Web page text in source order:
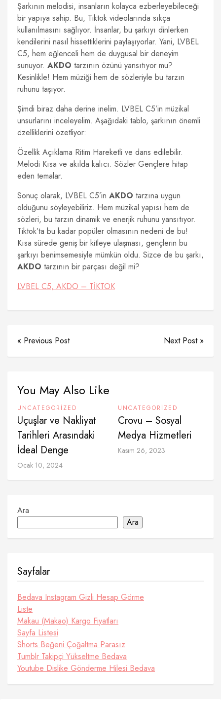
Şarkının melodisi, insanların kolayca ezberleyebileceği
bir yapıya sahip. Bu, Tiktok videolarında sıkça
kullanılmasını sağlıyor. İnsanlar, bu şarkıyı dinlerken
kendilerini nasıl hissettiklerini paylaşıyorlar. Yani, LVBEL
C5, hem eğlenceli hem de duygusal bir deneyim
sunuyor. AKDO tarzının özünü yansıtıyor mu?
Kesinlikle! Hem müziği hem de sözleriyle bu tarzın
ruhunu taşıyor.
Şimdi biraz daha derine inelim. LVBEL C5’in müzikal
unsurlarını inceleyelim. Aşağıdaki tablo, şarkının önemli
özelliklerini özetliyor:
Özellik Açıklama Ritim Hareketli ve dans edilebilir.
Melodi Kısa ve akılda kalıcı. Sözler Gençlere hitap
eden temalar.
Sonuç olarak, LVBEL C5’in AKDO tarzına uygun
olduğunu söyleyebiliriz. Hem müzikal yapısı hem de
sözleri, bu tarzın dinamik ve enerjik ruhunu yansıtıyor.
Tiktok’ta bu kadar popüler olmasının nedeni de bu!
Kısa sürede geniş bir kitleye ulaşması, gençlerin bu
şarkıyı benimsemesiyle mümkün oldu. Sizce de bu şarkı,
AKDO tarzının bir parçası değil mi?
LVBEL C5, AKDO – TİKTOK
« Previous Post Next Post »
You May Also Like
UNCATEGORIZED
Uçuşlar ve Nakliyat
Tarihleri Arasındaki
İdeal Denge
Ocak 10, 2024
UNCATEGORIZED
Crovu – Sosyal
Medya Hizmetleri
Kasım 26, 2023
Ara
Ara
Sayfalar
Bedava Instagram Gizli Hesap Görme
Liste
Makau (Makao) Kargo Fiyatları
Sayfa Listesi
Shorts Beğeni Çoğaltma Parasız
Tumblr Takipçi Yükseltme Bedava
Youtube Dislike Gönderme Hilesi Bedava